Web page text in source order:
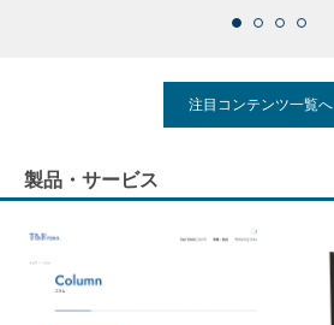
注目コンテンツ一覧へ
製品・サービス